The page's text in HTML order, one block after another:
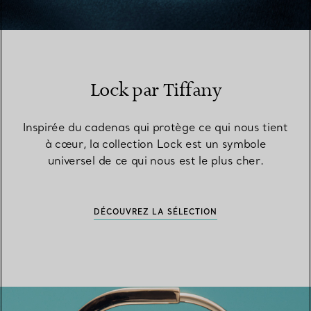
Lock par Tiffany
Inspirée du cadenas qui protège ce qui nous tient
à cœur, la collection Lock est un symbole
universel de ce qui nous est le plus cher.
DÉCOUVREZ LA SÉLECTION